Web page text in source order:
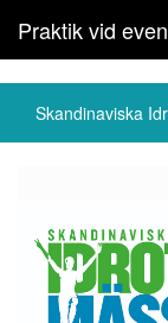
Praktik vid
Skandinaviska